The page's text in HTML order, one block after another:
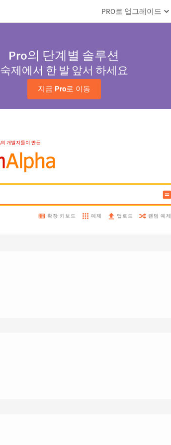
PRO로 업그레이드
Pro의 단계별 솔루션
숙제에서 한 발 앞서 하세요
지금 Pro로 이동
확장 키보드 예제 업로드 랜덤 예제